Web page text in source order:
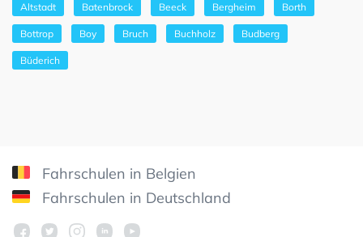
Altstadt Batenbrock Beeck Bergheim Borth
Bottrop Boy Bruch Buchholz Budberg
Büderich
Fahrschulen in Belgien
Fahrschulen in Deutschland